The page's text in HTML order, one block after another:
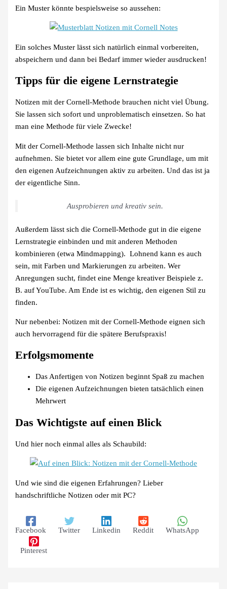
Ein Muster könnte bespielsweise so aussehen:
Ein solches Muster lässt sich natürlich einmal vorbereiten,
abspeichern und dann bei Bedarf immer wieder ausdrucken!
Tipps für die eigene Lernstrategie
Notizen mit der Cornell-Methode brauchen nicht viel Übung.
Sie lassen sich sofort und unproblematisch einsetzen. So hat
man eine Methode für viele Zwecke!
Mit der Cornell-Methode lassen sich Inhalte nicht nur
aufnehmen. Sie bietet vor allem eine gute Grundlage, um mit
den eigenen Aufzeichnungen aktiv zu arbeiten. Und das ist ja
der eigentliche Sinn.
Ausprobieren und kreativ sein.
Außerdem lässt sich die Cornell-Methode gut in die eigene
Lernstrategie einbinden und mit anderen Methoden
kombinieren (etwa Mindmapping). Lohnend kann es auch
sein, mit Farben und Markierungen zu arbeiten. Wer
Anregungen sucht, findet eine Menge kreativer Beispiele z.
B. auf YouTube. Am Ende ist es wichtig, den eigenen Stil zu
finden.
Nur nebenbei: Notizen mit der Cornell-Methode eignen sich
auch hervorragend für die spätere Berufspraxis!
Erfolgsmomente
Das Anfertigen von Notizen beginnt Spaß zu machen
Die eigenen Aufzeichnungen bieten tatsächlich einen
Mehrwert
Das Wichtigste auf einen Blick
Und hier noch einmal alles als Schaubild:
Und wie sind die eigenen Erfahrungen? Lieber
handschriftliche Notizen oder mit PC?
Facebook Twitter Linkedin Reddit WhatsApp
Pinterest